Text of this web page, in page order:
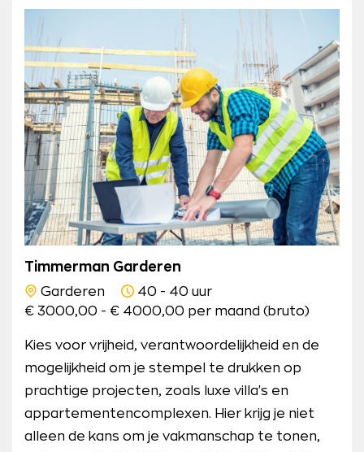
Timmerman Garderen
Garderen
40 - 40 uur
€ 3000,00 - € 4000,00 per maand (bruto)
Kies voor vrijheid, verantwoordelijkheid en de
mogelijkheid om je stempel te drukken op
prachtige projecten, zoals luxe villa's en
appartementencomplexen. Hier krijg je niet
alleen de kans om je vakmanschap te tonen,